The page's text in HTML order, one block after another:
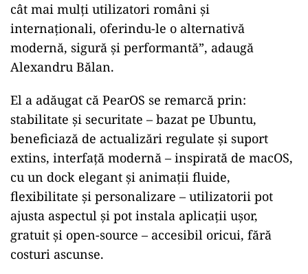
cât mai mulți utilizatori români și
internaționali, oferindu-le o alternativă
modernă, sigură și performantă”, adaugă
Alexandru Bălan.
El a adăugat că PearOS se remarcă prin:
stabilitate și securitate – bazat pe Ubuntu,
beneficiază de actualizări regulate și suport
extins, interfață modernă – inspirată de macOS,
cu un dock elegant și animații fluide,
flexibilitate și personalizare – utilizatorii pot
ajusta aspectul și pot instala aplicații ușor,
gratuit și open-source – accesibil oricui, fără
costuri ascunse.